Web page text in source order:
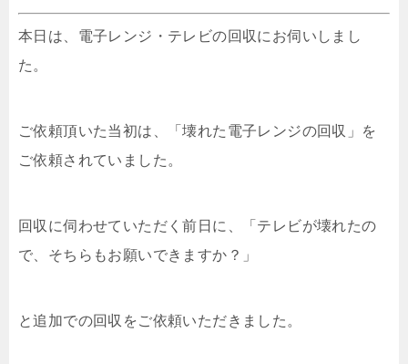
本日は、電子レンジ・テレビの回収にお伺いしまし
た。
ご依頼頂いた当初は、「壊れた電子レンジの回収」を
ご依頼されていました。
回収に伺わせていただく前日に、「テレビが壊れたの
で、そちらもお願いできますか？」
と追加での回収をご依頼いただきました。